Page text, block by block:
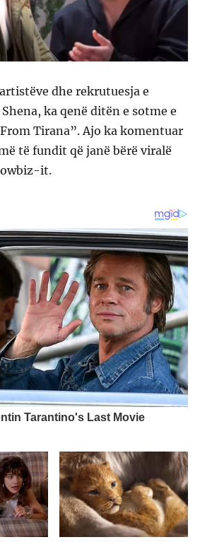
dhe rekrutuesja e
ka qenë ditën e sotme e
Tirana”. Ajo ka komentuar
të fundit që janë bërë viralë
it.